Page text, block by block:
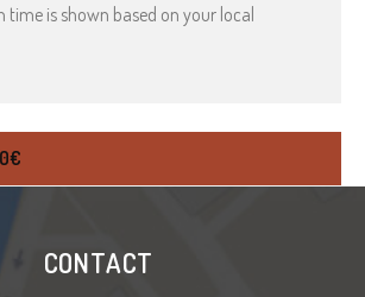
time is shown based on your local
€
CONTACT